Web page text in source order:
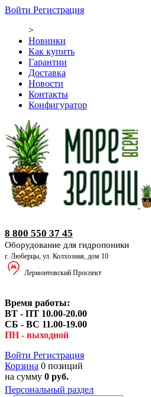
Войти Регистрация
>
Новинки
Как купить
Гарантии
Доставка
Новости
Контакты
Конфигуратор
8 800 550 37 45
Оборудование для гидропоники
г. Люберцы, ул. Колхозная, дом 10
Лермонтовский Проспект
Время работы:
ВТ - ПТ 10.00-20.00
СБ - ВС 11.00-19.00
ПН - выходной
Войти Регистрация
Корзина 0 позиций
на сумму 0 руб.
Персональный раздел